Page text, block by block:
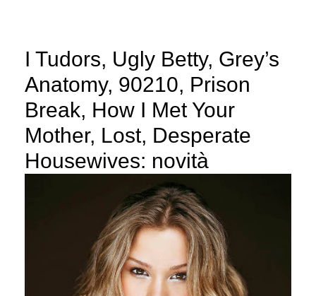
I Tudors, Ugly Betty, Grey’s
Anatomy, 90210, Prison
Break, How I Met Your
Mother, Lost, Desperate
Housewives: novità